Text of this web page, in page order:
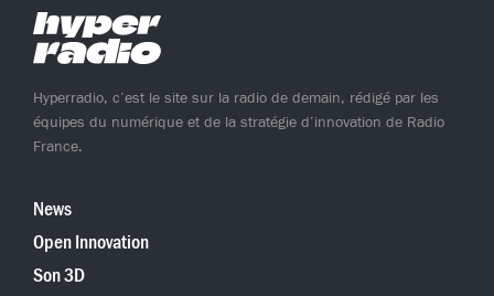
Hyperradio, c’est le site sur la radio de demain, rédigé par les
équipes du numérique et de la stratégie d’innovation de Radio
France.
News
Open Innovation
Son 3D